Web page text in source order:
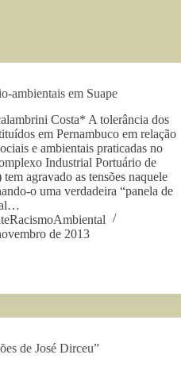
ambientais em Suape
Costa* A tolerância dos
em Pernambuco em relação
e ambientais praticadas no
Industrial Portuário de
agravado as tensões naquele
o uma verdadeira “panela de
de 2013
de José Dirceu”